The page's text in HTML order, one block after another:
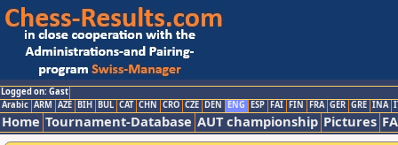
Logged on: Gast
Arabic ARM AZE BIH BUL CAT CHN CRO CZE DEN ENG ESP FAI FIN FRA GER GRE INA
Home Tournament-Database AUT championship Pictures